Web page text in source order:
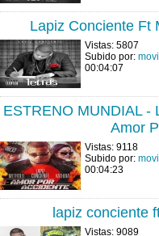
Lapiz Conciente Ft
Vistas: 5807
Subido por:
00:04:07
ESTRENO MUNDIAL -
Amor
Vistas: 9118
Subido por:
00:04:23
lapiz conciente
Vistas: 9089